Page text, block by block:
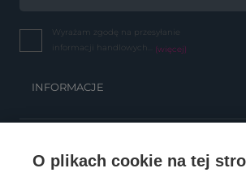
O plikach cookie na tej
Wyrażam zgodę na przesyłanie
informacji handlowych... (więcej)
INFORMACJE
OBSŁUGA KLIENTA